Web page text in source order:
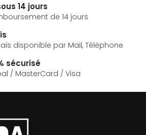
14 jours
de 14 jours
disponible par Mail, Téléphone
sécurisé
/ MasterCard / Visa